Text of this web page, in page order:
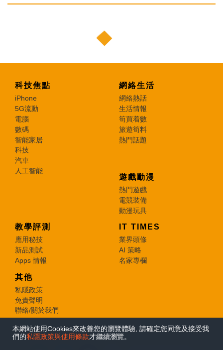
本網站使用Cookies來改善您的瀏覽體驗, 請確定您同意及接受我
們的私隱政策與使用條款才繼續瀏覽。
科技焦點
iPhone
5G流動
電腦
數碼
智能家居
科技
汽車
人工智能
網絡生活
網絡熱話
生活情報
筍買着數
旅遊筍料
熱門話題
遊戲動漫
熱門遊戲
電競裝備
動漫玩具
教學評測
應用秘技
新品測試
Apps 情報
IT TIMES
業界頭條
AI 策略
名家專欄
其他
私隱政策
免責聲明
聯絡/關於我們
© 2026 e-zone. All Rights Reserved.